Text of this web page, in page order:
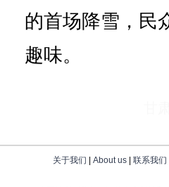
的首场降雪，民
趣味。
关于我们 About us 联系我们